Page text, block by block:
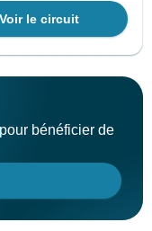
Voir le circuit
bénéficier de